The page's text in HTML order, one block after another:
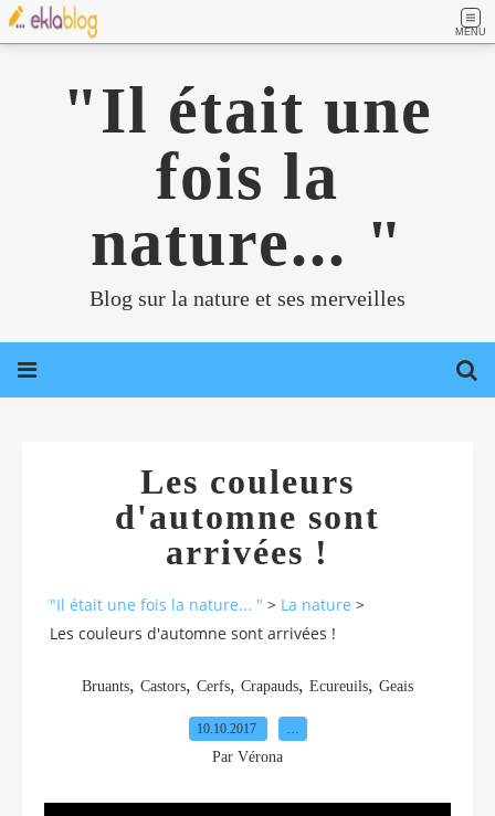
MENU
"Il était une
fois la
nature... "
Blog sur la nature et ses merveilles
Les couleurs
d'automne sont
arrivées !
"Il était une fois la nature... " > La nature >
Les couleurs d'automne sont arrivées !
Bruants, Castors, Cerfs, Crapauds, Ecureuils, Geais
10.10.2017
Par Vérona